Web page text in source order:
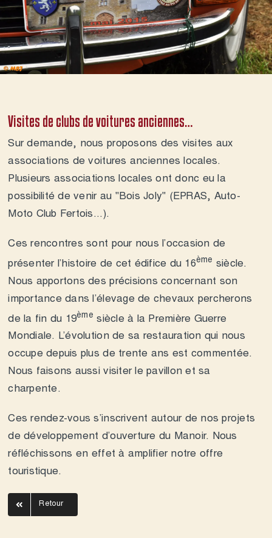
Contact
Visites de clubs de voitures anciennes…
Sur demande, nous proposons des visites aux
associations de voitures anciennes locales.
Plusieurs associations locales ont donc eu la
possibilité de venir au "Bois Joly" (EPRAS, Auto-
Moto Club Fertois...).
Ces rencontres sont pour nous l’occasion de
présenter l’histoire de cet édifice du 16ème siècle.
Nous apportons des précisions concernant son
importance dans l’élevage de chevaux percherons
de la fin du 19ème siècle à la Première Guerre
Mondiale. L’évolution de sa restauration qui nous
occupe depuis plus de trente ans est commentée.
Nous faisons aussi visiter le pavillon et sa
charpente.
Ces rendez-vous s’inscrivent autour de nos projets
de développement d’ouverture du Manoir. Nous
réfléchissons en effet à amplifier notre offre
touristique.
Retour